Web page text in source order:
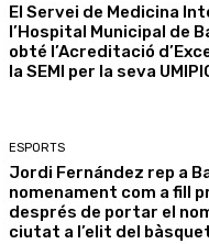
El Servei de Medicina
l’Hospital Municipal de
obté l’Acreditació
la SEMI per la seva
ESPORTS
Jordi Fernández rep a
nomenament com a fill
després de portar el
ciutat a l’elit del